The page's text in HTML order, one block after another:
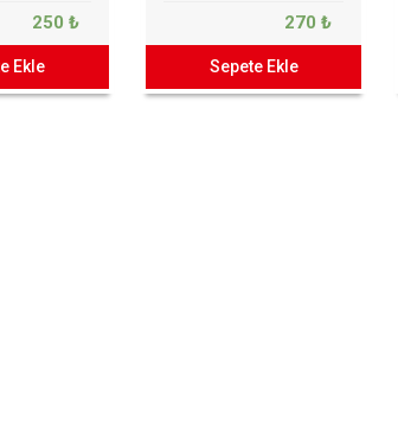
250 ₺
Ekle
270 ₺
Sepete Ekle